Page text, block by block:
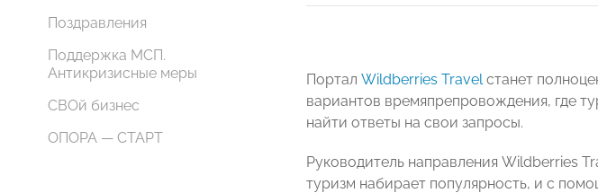
Поздравления
Поддержка МСП.
Антикризисные меры
СВОй бизнес
ОПОРА — СТАРТ
Портал Wildberries Travelстанет
вариантов времяпрепровождения, где
найти ответы на свои запросы.
Руководитель направления Wildberries
туризм набирает популярность, и с